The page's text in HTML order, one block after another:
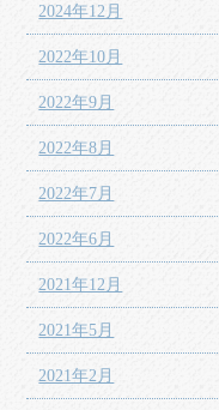
2024年12月
2022年10月
2022年9月
2022年8月
2022年7月
2022年6月
2021年12月
2021年5月
2021年2月